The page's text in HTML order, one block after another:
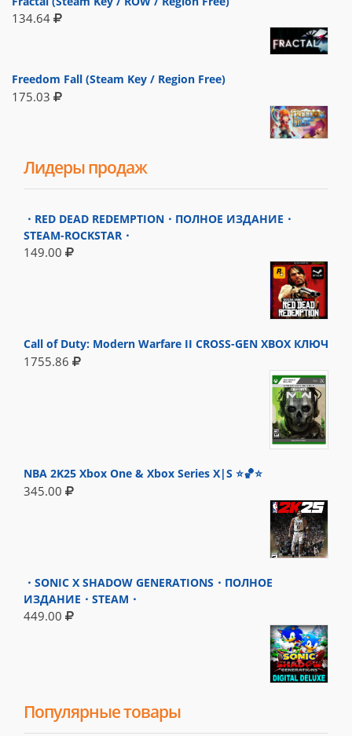
134.64
Freedom Fall (Steam Key / Region Free)
175.03
Лидеры продаж
・RED DEAD REDEMPTION・ПОЛНОЕ ИЗДАНИЕ・
STEAM-ROCKSTAR・
149.00
Call of Duty: Modern Warfare II CROSS-GEN XBOX КЛЮЧ
1755.86
NBA 2K25 Xbox One & Xbox Series X|S ⭐🏀⭐
345.00
・SONIC X SHADOW GENERATIONS・ПОЛНОЕ
ИЗДАНИЕ・STEAM・
449.00
Популярные товары